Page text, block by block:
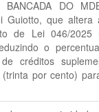
BANCADA DO
Guiotto, que altera
de Lei 046/2025
o
créditos
por cento)